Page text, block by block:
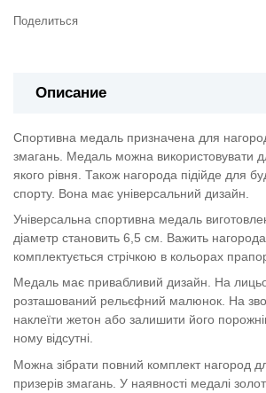
Поделиться
Описание
Спортивна медаль призначена для
змагань. Медаль можна використовувати
якого рівня. Також нагорода підійде для
спорту. Вона має універсальний дизайн.
Універсальна спортивна медаль
діаметр становить 6,5 см. Важить
комплектується стрічкою в кольорах
Медаль має привабливий дизайн. На
розташований рельєфний малюнок. На
наклеїти жетон або залишити його
ному відсутні.
Можна зібрати повний комплект нагород
призерів змагань. У наявності медалі